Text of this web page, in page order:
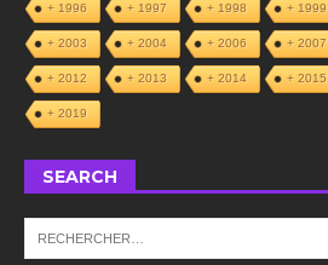
+ 1996 + 1997 + 1998 + 1999
+ 2003 + 2004 + 2006 + 2007
+ 2012 + 2013 + 2014 + 2015
+ 2019
SEARCH